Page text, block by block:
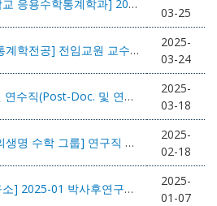
[한국뉴욕주립대학교 응용수학통계학과] 2025년 상반기 정년트랙 전임 및 강의전담 교원 초빙
03-25
[경기대학교 응용통계학전공] 전임교원 교수초빙
2025-
03-24
[KIST] 2025년 3월 연수직(Post-Doc. 및 연구인턴) 공개채용
2025-
03-18
[기초과학연구원 의생명 수학 그룹] 연구직 및 박사후연구원 채용 공고
2025-
02-18
[국가수리과학연구소] 2025-01 박사후연구원, 체험형 청년인턴 채용공고
2025-
01-07